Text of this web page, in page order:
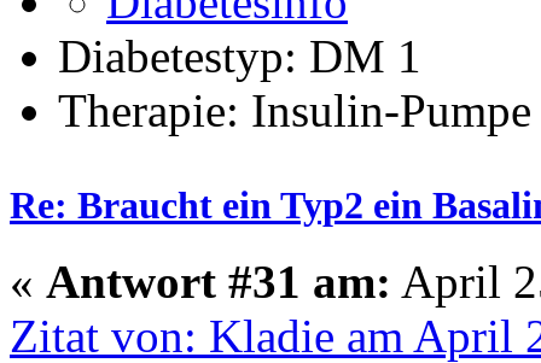
Diabetestyp: DM 1
Therapie: Insulin-Pumpe
Re: Braucht ein Typ2 ein
« Antwort #31 am: April
Zitat von: Kladie am April